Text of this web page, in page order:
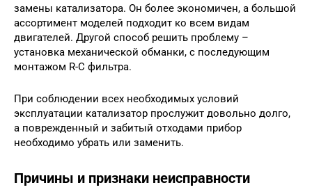
замены катализатора. Он более экономичен, а большой
ассортимент моделей подходит ко всем видам
двигателей. Другой способ решить проблему –
установка механической обманки, с последующим
монтажом R-C фильтра.
При соблюдении всех необходимых условий
эксплуатации катализатор прослужит довольно долго,
а поврежденный и забитый отходами прибор
необходимо убрать или заменить.
Причины и признаки неисправности